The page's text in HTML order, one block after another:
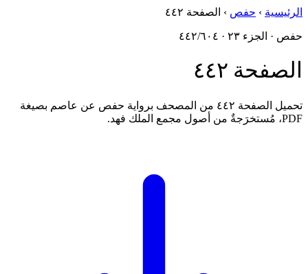
الرئيسية › حفص › الصفحة ٤٤٢
حفص · الجزء ٢٣ · ٤٤٢/٦٠٤
الصفحة ٤٤٢
تحميل الصفحة ٤٤٢ من المصحف برواية حفص عن عاصم بصيغة
PDF، مُستخرَجةٌ من أصول مجمع الملك فهد.